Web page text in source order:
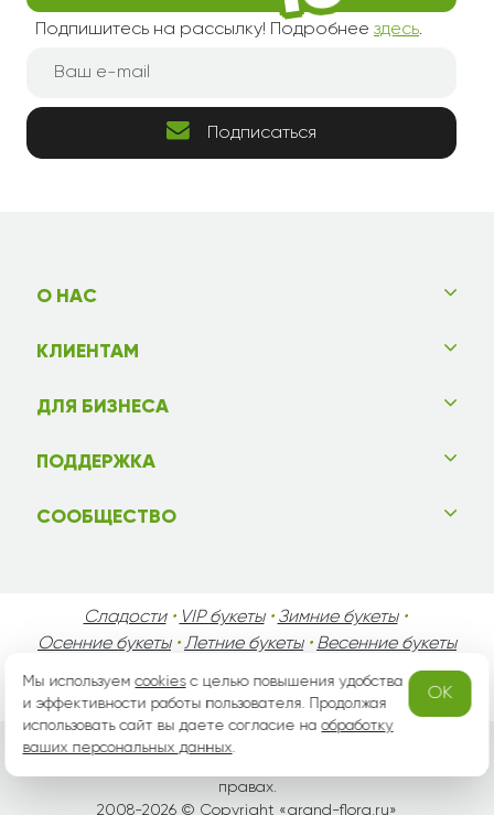
Подпишитесь на рассылку! Подробнее здесь.
Подписаться
О НАС
КЛИЕНТАМ
ДЛЯ БИЗНЕСА
ПОДДЕРЖКА
СООБЩЕСТВО
Сладости• VIP букеты• Зимние букеты•
Осенние букеты•Летние букеты• Весенние букеты
•
День Мужчин•Праздники!
правах.
2008-2026 © Copyright «grand-flora.ru»
Мы используемcookiesс целью повышения удобства
и эффективности работы пользователя. Продолжая
использовать сайт вы даете согласие наобработку
ваших персональных данных.
OK